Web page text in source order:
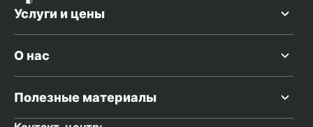
Услуги и цены
О нас
Полезные материалы